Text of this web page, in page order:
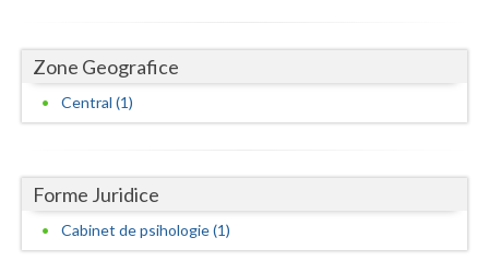
Gorj
Harghita
Iasi
Zone Geografice
Central (1)
Forme Juridice
Cabinet de psihologie (1)